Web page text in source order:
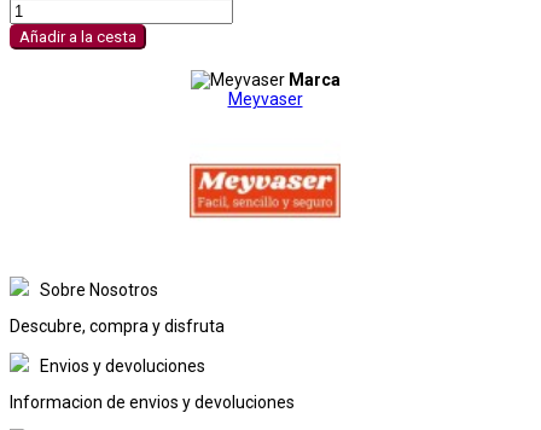
Añadir a la cesta
Marca
Meyvaser
Sobre Nosotros
Descubre, compra y disfruta
Envios y devoluciones
Informacion de envios y devoluciones